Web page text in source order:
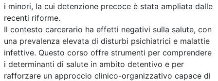
i minori, la cui detenzione precoce è stata ampliata dalle
recenti riforme.
Il contesto carcerario ha effetti negativi sulla salute, con
una prevalenza elevata di disturbi psichiatrici e malattie
infettive. Questo corso offre strumenti per comprendere
i determinanti di salute in ambito detentivo e per
rafforzare un approccio clinico-organizzativo capace di